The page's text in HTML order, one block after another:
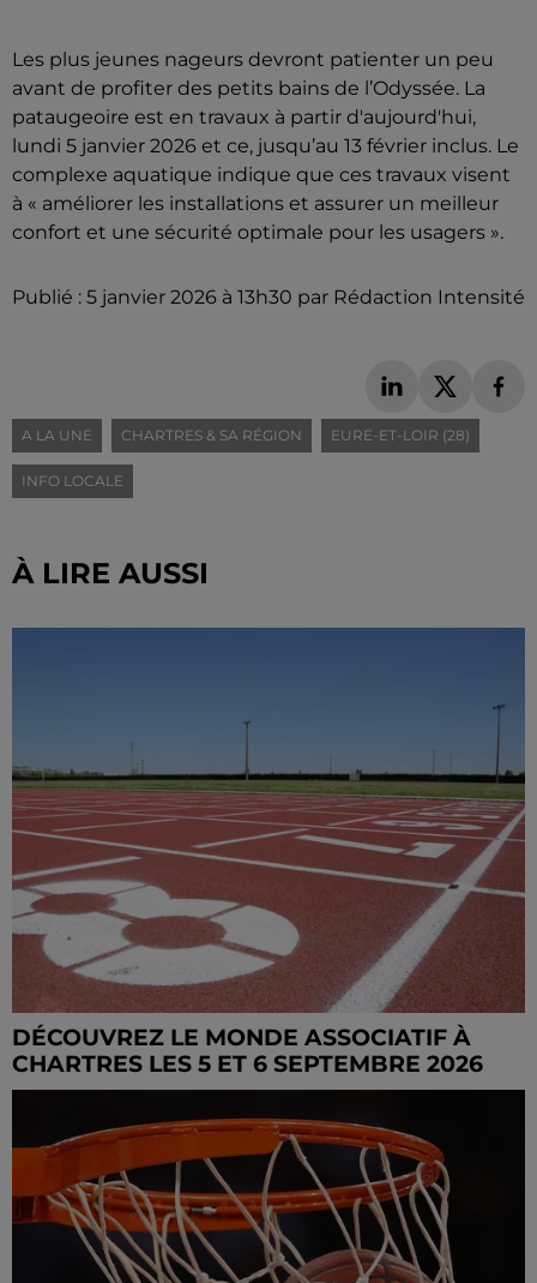
Les plus jeunes nageurs devront patienter un peu
avant de profiter des petits bains de l’Odyssée. La
pataugeoire est en travaux à partir d'aujourd'hui,
lundi 5 janvier 2026 et ce, jusqu’au 13 février inclus. Le
complexe aquatique indique que ces travaux visent
à « améliorer les installations et assurer un meilleur
confort et une sécurité optimale pour les usagers ».
Publié : 5 janvier 2026 à 13h30 par Rédaction Intensité
A LA UNE CHARTRES & SA RÉGION EURE-ET-LOIR (28)
INFO LOCALE
À LIRE AUSSI
DÉCOUVREZ LE MONDE ASSOCIATIF À
CHARTRES LES 5 ET 6 SEPTEMBRE 2026